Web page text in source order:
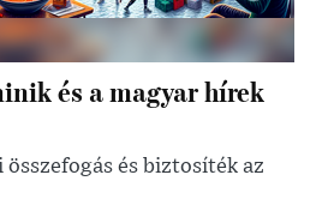
és a magyar hírek
összefogás és biztosíték az